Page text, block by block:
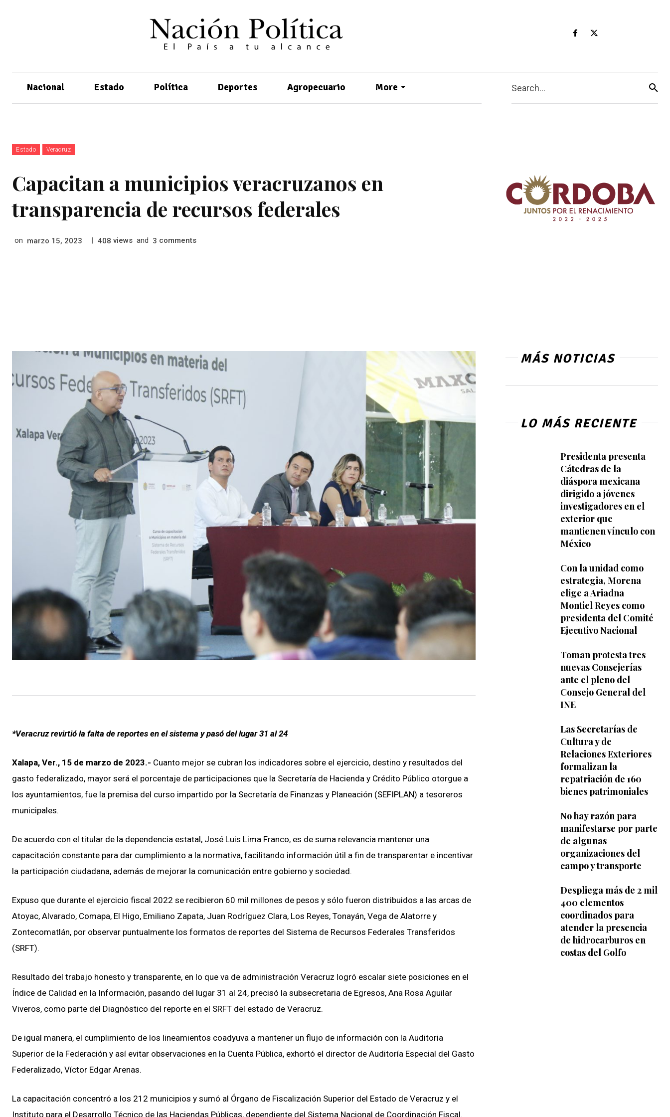
Nacional Estado Política Deportes Agropecuario More Search...
Estado Veracruz
Capacitan a municipios veracruzanos en
transparencia de recursos federales
on marzo 15, 2023 408 views and 3 comments
*Veracruz revirtió la falta de reportes en el sistema y pasó del lugar 31 al 24
Xalapa, Ver., 15 de marzo de 2023.- Cuanto mejor se cubran los indicadores sobre el ejercicio, destino y resultados del
gasto federalizado, mayor será el porcentaje de participaciones que la Secretaría de Hacienda y Crédito Público otorgue a
los ayuntamientos, fue la premisa del curso impartido por la Secretaría de Finanzas y Planeación (SEFIPLAN) a tesoreros
municipales.
De acuerdo con el titular de la dependencia estatal, José Luis Lima Franco, es de suma relevancia mantener una
capacitación constante para dar cumplimiento a la normativa, facilitando información útil a fin de transparentar e incentivar
la participación ciudadana, además de mejorar la comunicación entre gobierno y sociedad.
Expuso que durante el ejercicio fiscal 2022 se recibieron 60 mil millones de pesos y sólo fueron distribuidos a las arcas de
Atoyac, Alvarado, Comapa, El Higo, Emiliano Zapata, Juan Rodríguez Clara, Los Reyes, Tonayán, Vega de Alatorre y
Zontecomatlán, por observar puntualmente los formatos de reportes del Sistema de Recursos Federales Transferidos
(SRFT).
Resultado del trabajo honesto y transparente, en lo que va de administración Veracruz logró escalar siete posiciones en el
Índice de Calidad en la Información, pasando del lugar 31 al 24, precisó la subsecretaria de Egresos, Ana Rosa Aguilar
Viveros, como parte del Diagnóstico del reporte en el SRFT del estado de Veracruz.
De igual manera, el cumplimiento de los lineamientos coadyuva a mantener un flujo de información con la Auditoria
Superior de la Federación y así evitar observaciones en la Cuenta Pública, exhortó el director de Auditoría Especial del Gasto
Federalizado, Víctor Edgar Arenas.
La capacitación concentró a los 212 municipios y sumó al Órgano de Fiscalización Superior del Estado de Veracruz y el
Instituto para el Desarrollo Técnico de las Haciendas Públicas, dependiente del Sistema Nacional de Coordinación Fiscal.
MÁS NOTICIAS
LO MÁS RECIENTE
Presidenta presenta
Cátedras de la
diáspora mexicana
dirigido a jóvenes
investigadores en el
exterior que
mantienen vínculo con
México
Con la unidad como
estrategia, Morena
elige a Ariadna
Montiel Reyes como
presidenta del Comité
Ejecutivo Nacional
Toman protesta tres
nuevas Consejerías
ante el pleno del
Consejo General del
INE
Las Secretarías de
Cultura y de
Relaciones Exteriores
formalizan la
repatriación de 160
bienes patrimoniales
No hay razón para
manifestarse por parte
de algunas
organizaciones del
campo y transporte
Despliega más de 2 mil
400 elementos
coordinados para
atender la presencia
de hidrocarburos en
costas del Golfo